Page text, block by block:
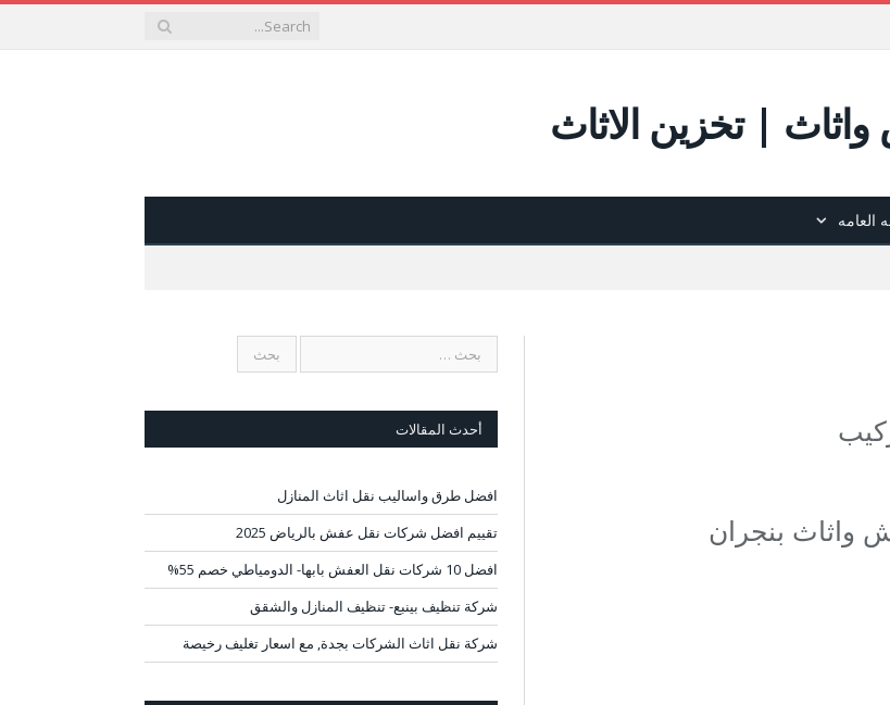
| تخزين الاثاث
العامه
واثاث بنجران
أحدث المقالات
افضل طرق واساليب نقل اثاث المنازل
تقييم افضل شركات نقل عفش بالرياض 2025
افضل 10 شركات نقل العفش بابها- الدومياطي خصم 55%
شركة تنظيف بينبع- تنظيف المنازل والشقق
شركة نقل اثاث الشركات بجدة, مع اسعار تغليف رخيصة